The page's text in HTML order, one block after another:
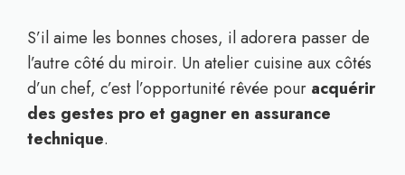
S’il aime les bonnes choses, il adorera passer de
l’autre côté du miroir. Un atelier cuisine aux côtés
d’un chef, c’est l’opportunité rêvée pour acquérir
des gestes pro et gagner en assurance
technique.